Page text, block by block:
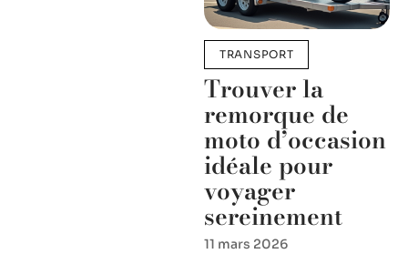
TRANSPORT
Trouver la
remorque de
moto d’occasion
idéale pour
voyager
sereinement
11 mars 2026